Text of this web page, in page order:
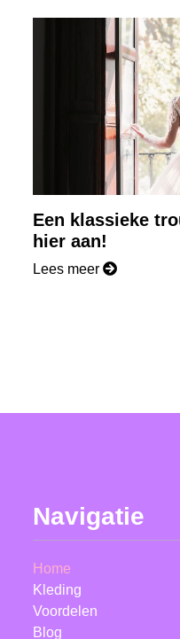
Een klassieke
hier aan!
Lees meer
Navigatie
Home
Kleding
Voordelen
Blog